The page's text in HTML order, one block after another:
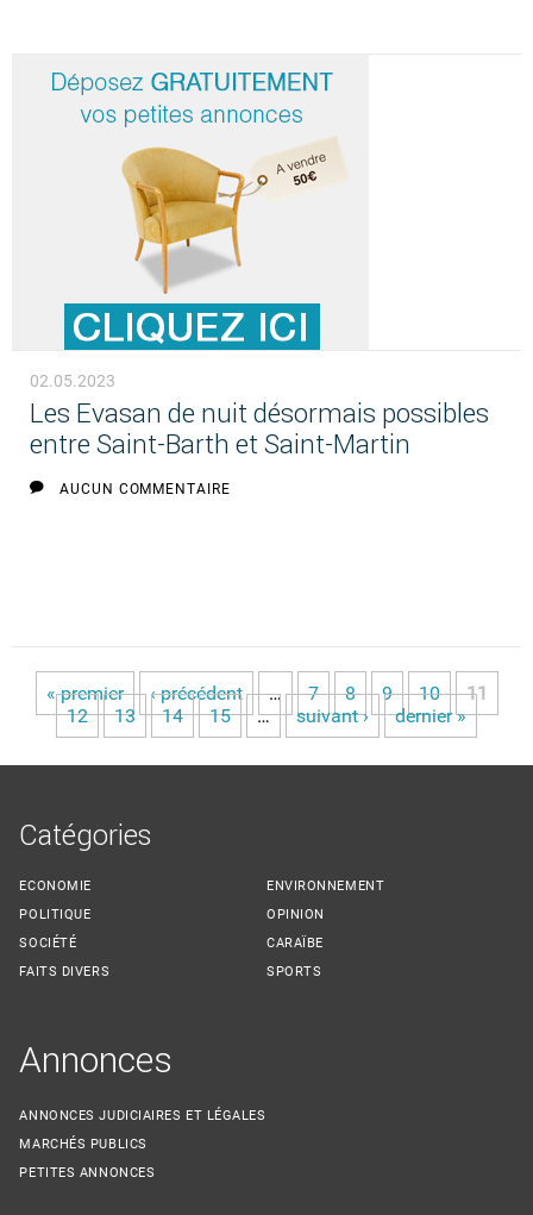
02.05.2023
Les Evasan de nuit désormais possibles
entre Saint-Barth et Saint-Martin
AUCUN COMMENTAIRE
Pages
« premier ‹ précédent … 7 8 9 10
11
12
13 14 15 … suivant › dernier »
Catégories
ECONOMIE
POLITIQUE
SOCIÉTÉ
FAITS DIVERS
ENVIRONNEMENT
OPINION
CARAÏBE
SPORTS
Annonces
ANNONCES JUDICIAIRES ET LÉGALES
MARCHÉS PUBLICS
PETITES ANNONCES